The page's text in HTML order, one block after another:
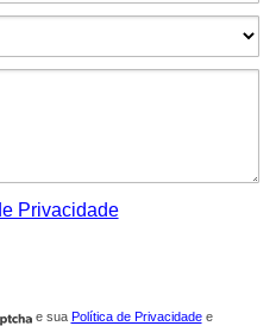
Privacidade
e sua Política de Privacidadee